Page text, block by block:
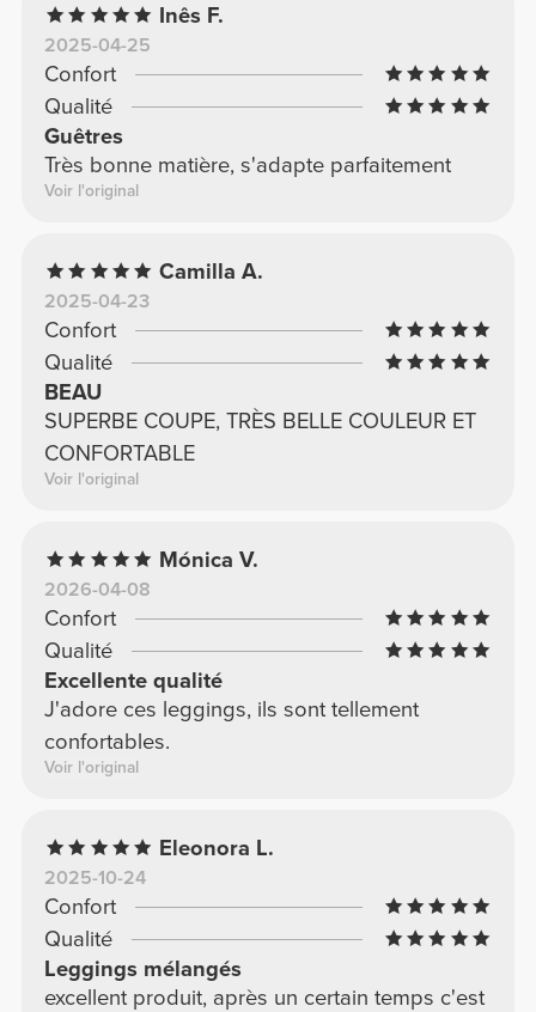
Inês F.
2025-04-25
Confort
Qualité
Guêtres
Très bonne matière, s'adapte parfaitement
Voir l'original
Camilla A.
2025-04-23
Confort
Qualité
BEAU
SUPERBE COUPE, TRÈS BELLE COULEUR ET
CONFORTABLE
Voir l'original
Mónica V.
2026-04-08
Confort
Qualité
Excellente qualité
J'adore ces leggings, ils sont tellement
confortables.
Voir l'original
Eleonora L.
2025-10-24
Confort
Qualité
Leggings mélangés
excellent produit, après un certain temps c'est